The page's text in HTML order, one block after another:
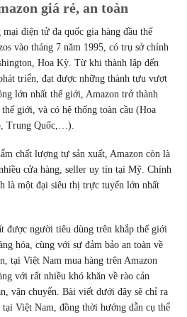
giá rẻ, an toàn
điện tử đa quốc gia hàng đầu thế
vào tháng 7 năm 1995, có trụ sở chính
Hoa Kỳ. Từ khi thành lập đến
triển, đạt được những thành tựu vượt
lớn nhất thế giới, Amazon trở thành
giới, và có hệ thống toàn cầu (Hoa
Trung Quốc,…).
chất lượng tự sản xuất, Amazon còn là
cửa hàng, seller uy tín tại Mỹ. Chính
là một đại siêu thị trực tuyến lớn nhất
được người tiêu dùng trên khắp thế giới
hóa, cùng với sự đảm bảo an toàn về
tại Việt Nam mua hàng trên Amazon
với rất nhiều khó khăn về rào cản
vận chuyển. Bài viết dưới đây sẽ chỉ ra
Việt Nam, đồng thời hướng dẫn cụ thể